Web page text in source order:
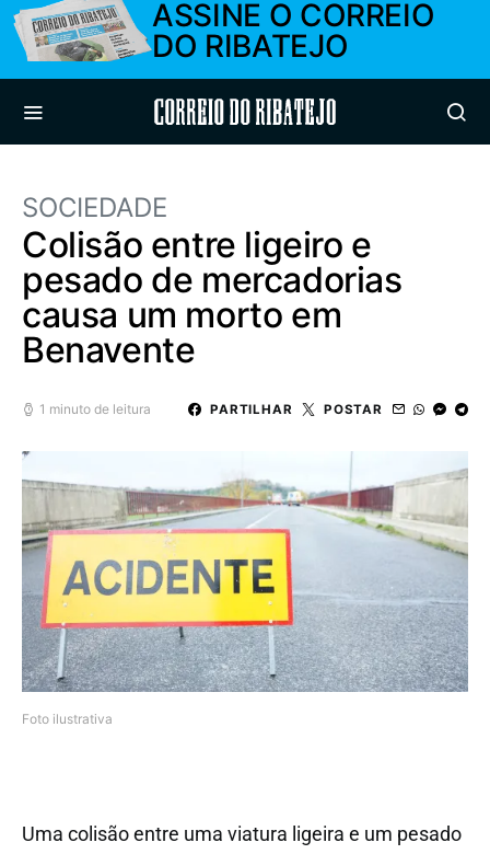
ASSINE O CORREIO
DO RIBATEJO
Correio do Ribatejo
SOCIEDADE
Colisão entre ligeiro e
pesado de mercadorias
causa um morto em
Benavente
1 minuto de leitura PARTILHAR POSTAR
Foto ilustrativa
Uma colisão entre uma viatura ligeira e um pesado